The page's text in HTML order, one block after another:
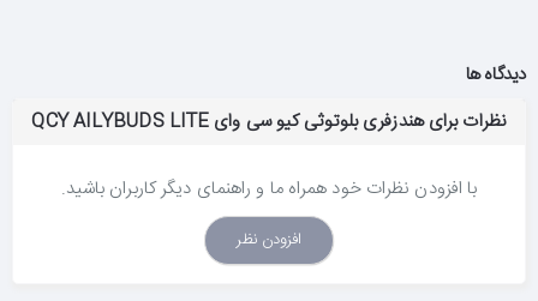
دیدگاه ها
نظرات برای هندزفری بلوتوثی کیو سی وای QCY AILYBUDS LITE
با افزودن نظرات خود همراه ما و راهنمای دیگر کاربران باشید.
افزودن نظر